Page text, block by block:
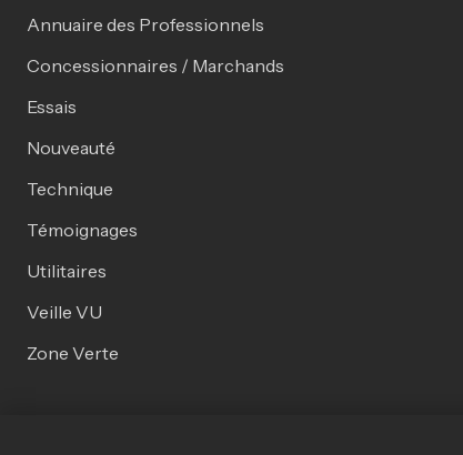
Annuaire des Professionnels
Concessionnaires / Marchands
Essais
Nouveauté
Technique
Témoignages
Utilitaires
Veille VU
Zone Verte